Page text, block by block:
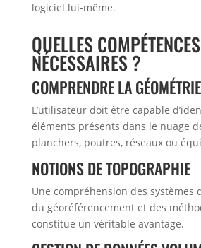
logiciel lui-même.
QUELLES
NÉCESSAIRES ?
COMPRENDRE LA
L’utilisateur doit être capable
éléments présents dans le nuage
planchers, poutres, réseaux ou
NOTIONS DE TOPOGRAPHIE
Une compréhension des systèmes
du géoréférencement et des
constitue un véritable avantage.